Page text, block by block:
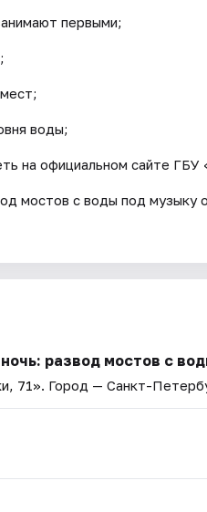
первыми;
воды;
на официальном сайте
мостов с воды под музыку
развод мостов с
71». Город — Санкт-